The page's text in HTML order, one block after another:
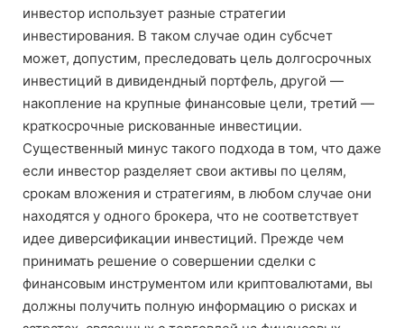
инвестор использует разные стратегии
инвестирования. В таком случае один субсчет
может, допустим, преследовать цель долгосрочных
инвестиций в дивидендный портфель, другой —
накопление на крупные финансовые цели, третий —
краткосрочные рискованные инвестиции.
Существенный минус такого подхода в том, что даже
если инвестор разделяет свои активы по целям,
срокам вложения и стратегиям, в любом случае они
находятся у одного брокера, что не соответствует
идее диверсификации инвестиций. Прежде чем
принимать решение о совершении сделки с
финансовым инструментом или криптовалютами, вы
должны получить полную информацию о рисках и